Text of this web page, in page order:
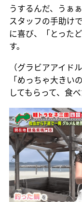
うするんだ、うぁ
スタッフの手助け
に喜び、「とった
す。
（グラビアアイド
「めっちゃ大きい
してもらって、食